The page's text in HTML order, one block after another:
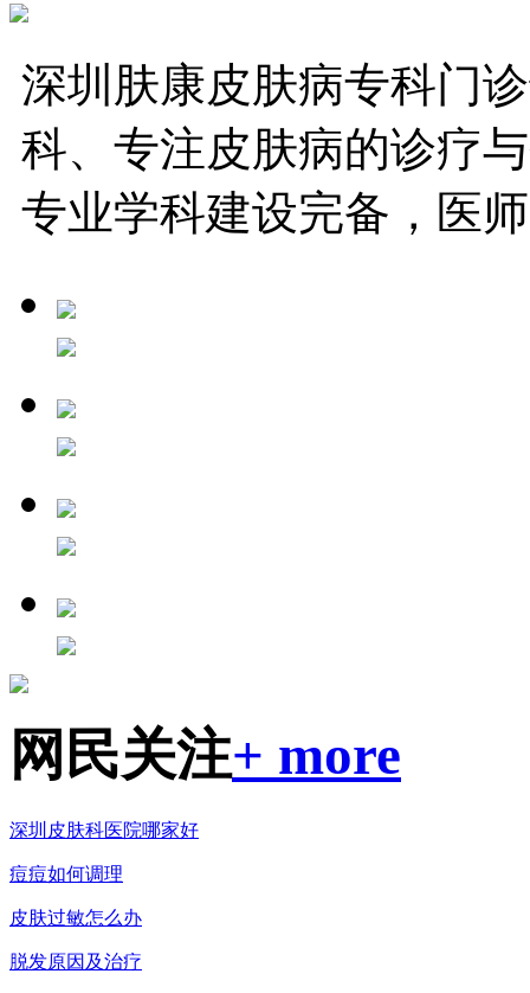
深圳肤康皮肤病专科门
科、专注皮肤病的诊疗
专业学科建设完备，医
网民关注+ more
深圳皮肤科医院哪家好
痘痘如何调理
皮肤过敏怎么办
脱发原因及治疗